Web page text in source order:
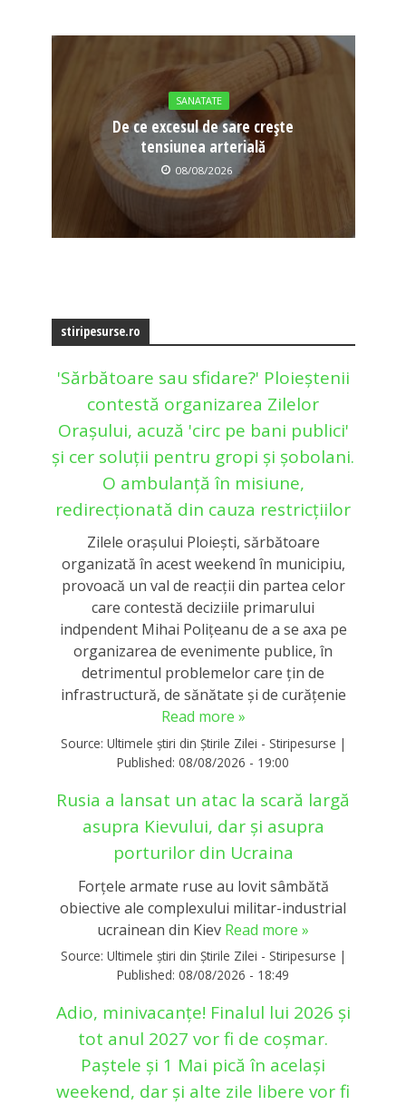
SANATATE
De ce excesul de sare crește
tensiunea arterială
08/08/2026
stiripesurse.ro
'Sărbătoare sau sfidare?' Ploieștenii
contestă organizarea Zilelor
Orașului, acuză 'circ pe bani publici'
și cer soluții pentru gropi și șobolani.
O ambulanță în misiune,
redirecționată din cauza restricțiilor
Zilele oraşului Ploieşti, sărbătoare
organizată în acest weekend în municipiu,
provoacă un val de reacţii din partea celor
care contestă deciziile primarului
indpendent Mihai Poliţeanu de a se axa pe
organizarea de evenimente publice, în
detrimentul problemelor care ţin de
infrastructură, de sănătate şi de curăţenie
Read more »
Source: Ultimele știri din Știrile Zilei - Stiripesurse |
Published: 08/08/2026 - 19:00
Rusia a lansat un atac la scară largă
asupra Kievului, dar și asupra
porturilor din Ucraina
Forţele armate ruse au lovit sâmbătă
obiective ale complexului militar-industrial
ucrainean din Kiev Read more »
Source: Ultimele știri din Știrile Zilei - Stiripesurse |
Published: 08/08/2026 - 18:49
Adio, minivacanțe! Finalul lui 2026 și
tot anul 2027 vor fi de coșmar.
Paștele și 1 Mai pică în același
weekend, dar și alte zile libere vor fi